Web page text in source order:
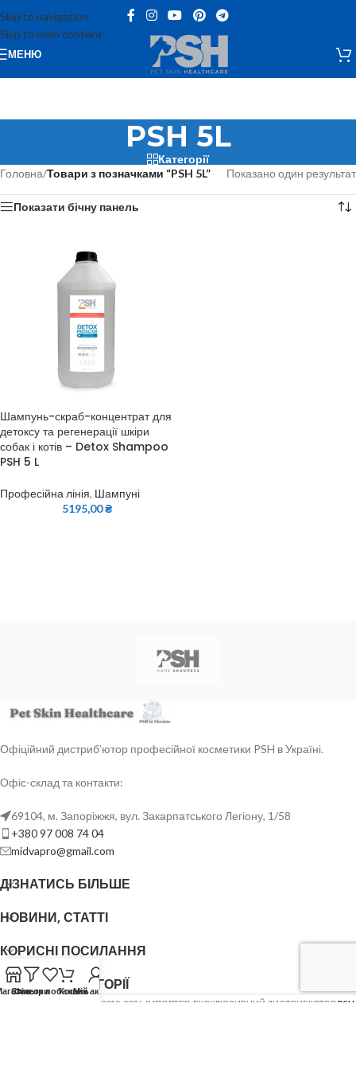
Skip to navigation
Skip to main content
МЕНЮ
PSH 5L
Категорії
Головна/Товари з позначками “PSH 5L” Показано один результат
Показати бічну панель
Шампунь-скраб-концентрат для
детоксу та регенерації шкіри
собак і котів – Detox Shampoo
PSH 5 L
Професійна лінія, Шампуні
5195,00₴
Офіційний дистриб’ютор професійної косметики PSH в Україні.
Офіс-склад та контакти:
69104, м. Запоріжжя, вул. Закарпатського Легіону, 1/58
+380 97 008 74 04
midvapro@gmail.com
ДІЗНАТИСЬ БІЛЬШЕ
НОВИНИ, СТАТТІ
КОРИСНІ ПОСИЛАННЯ
ОСНОВНІ КАТЕГОРІЇ
2018-2026. ІМПОРТЕР, ЕКСКЛЮЗИВНИЙ ДИСТРИБ'ЮТОРPSH
Фільтри
Список побажань
КошикМій акаунт